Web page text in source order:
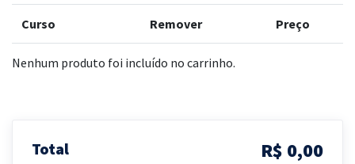
Curso Remover Preço
Nenhum produto foi incluído no carrinho.
Total R$ 0,00